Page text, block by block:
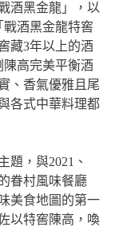
酒黑金龍」，以
酒黑金龍特窖
藏3年以上的酒
高完美平衡酒
、香氣優雅且尾
各式中華料理都
題，與2021、
眷村風味餐廳
美食地圖的第一
以特窖陳高，喚